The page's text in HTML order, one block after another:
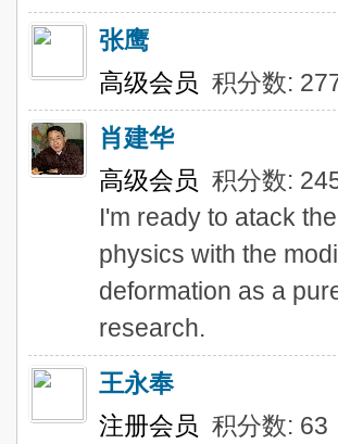
张鹰
高级会员 积分数:
肖建华
高级会员 积分数:
I'm ready to atack
physics with the
deformation as a
research.
王永奉
注册会员 积分数: 63